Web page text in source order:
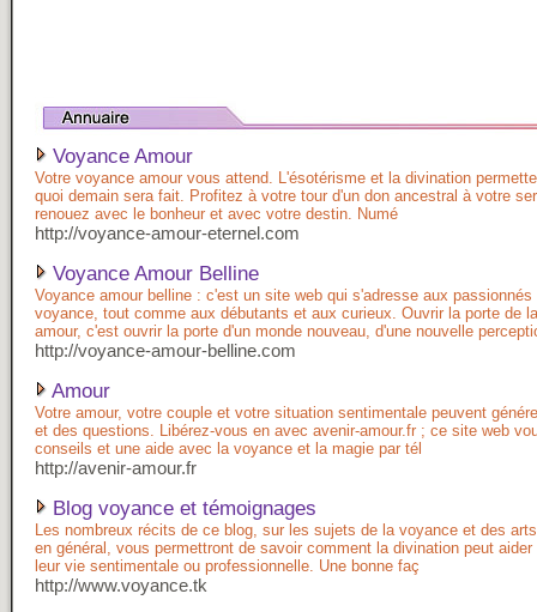
Voyance Amour
Votre voyance amour vous attend. L'ésotérisme et la divination
quoi demain sera fait. Profitez à votre tour d'un don ancestral à votre
renouez avec le bonheur et avec votre destin. Numé
http://voyance-amour-eternel.com
Voyance Amour Belline
Voyance amour belline : c'est un site web qui s'adresse aux passionnés
voyance, tout comme aux débutants et aux curieux. Ouvrir la porte de
amour, c'est ouvrir la porte d'un monde nouveau, d'une nouvelle
http://voyance-amour-belline.com
Amour
Votre amour, votre couple et votre situation sentimentale peuvent
et des questions. Libérez-vous en avec avenir-amour.fr ; ce site web
conseils et une aide avec la voyance et la magie par tél
http://avenir-amour.fr
Blog voyance et témoignages
Les nombreux récits de ce blog, sur les sujets de la voyance et des
en général, vous permettront de savoir comment la divination peut
leur vie sentimentale ou professionnelle. Une bonne faç
http://www.voyance.tk